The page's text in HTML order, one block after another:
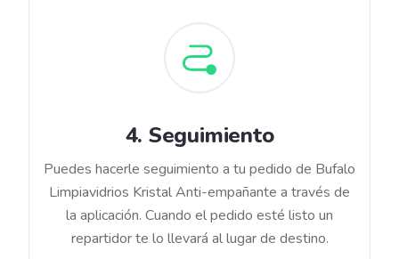
4. Seguimiento
Puedes hacerle seguimiento a tu pedido de Bufalo
Limpiavidrios Kristal Anti-empañante a través de
la aplicación. Cuando el pedido esté listo un
repartidor te lo llevará al lugar de destino.